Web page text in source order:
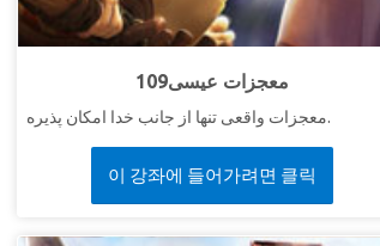
109معجزات عیسی
معجزات واقعی تنها از جانب خدا امکان پذیره.
이 강좌에 들어가려면 클릭